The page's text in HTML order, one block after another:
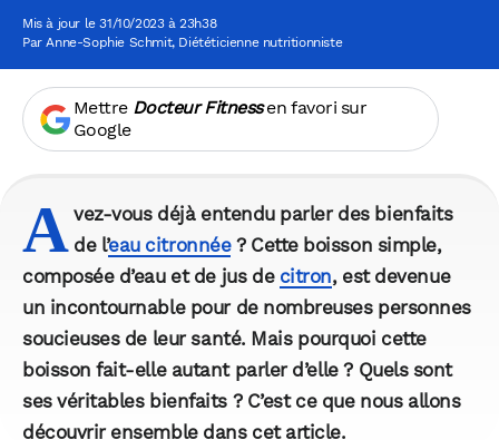
Mis à jour le 31/10/2023 à 23h38
ParAnne-Sophie Schmit, Diététicienne nutritionniste
Mettre Docteur Fitnessen favori sur
Google
A vez-vous déjà entendu parler des bienfaits
de l’eau citronnée? Cette boisson simple,
composée d’eau et de jus de citron, est devenue
un incontournable pour de nombreuses personnes
soucieuses de leur santé. Mais pourquoi cette
boisson fait-elle autant parler d’elle ? Quels sont
ses véritables bienfaits ? C’est ce que nous allons
découvrir ensemble dans cet article.